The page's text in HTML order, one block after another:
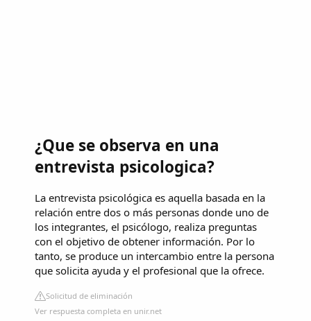
¿Que se observa en una
entrevista psicologica?
La entrevista psicológica es aquella basada en la
relación entre dos o más personas donde uno de
los integrantes, el psicólogo, realiza preguntas
con el objetivo de obtener información. Por lo
tanto, se produce un intercambio entre la persona
que solicita ayuda y el profesional que la ofrece.
Solicitud de eliminación
Ver respuesta completa en unir.net